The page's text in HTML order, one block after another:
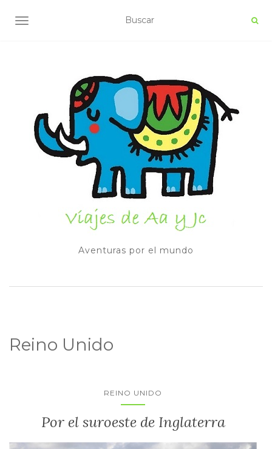
ALTERNAR NAVEGACIÓN
Aventuras por el mundo
Reino Unido
REINO UNIDO
Por el suroeste de Inglaterra